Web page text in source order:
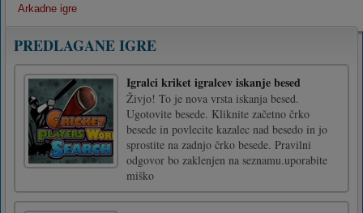
Arkadne igre
PREDLAGANE IGRE
Igralci kriket igralcev iskanje besed
Živjo! To je nova vrsta iskanja besed.
Ugotovite besede. Kliknite začetno črko
besede in povlecite kazalec nad besedo in jo
sprostite na zadnjo črko besede. Pravilni
odgovor bo zaklenjen na seznamu.uporabite
miško